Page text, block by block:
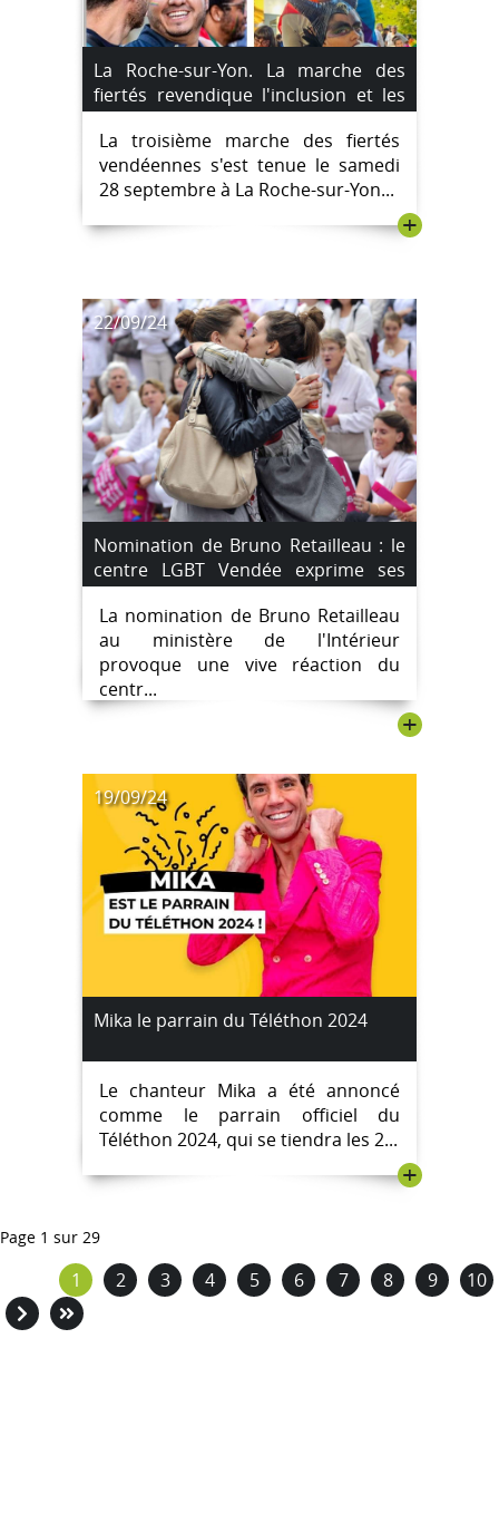
La Roche-sur-Yon. La marche des
fiertés revendique l'inclusion et les
droits LGBTQIA+
La troisième marche des fiertés
vendéennes s'est tenue le samedi
28 septembre à La Roche-sur-Yon...
+
22/09/24
Nomination de Bruno Retailleau : le
centre LGBT Vendée exprime ses
inquiétudes.
La nomination de Bruno Retailleau
au ministère de l'Intérieur
provoque une vive réaction du
centr...
+
19/09/24
Mika le parrain du Téléthon 2024
Le chanteur Mika a été annoncé
comme le parrain officiel du
Téléthon 2024, qui se tiendra les 2...
+
Page 1 sur 29
1 2 3 4 5 6 7 8 9 10